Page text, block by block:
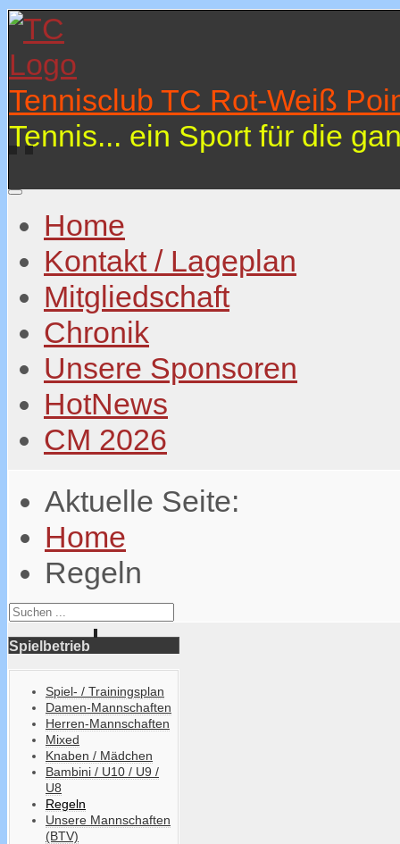
Tennisclub TC Rot-Weiß
Tennis... ein Sport für die
Home
Kontakt / Lageplan
Mitgliedschaft
Chronik
Unsere Sponsoren
HotNews
CM 2026
Aktuelle Seite:
Home
Regeln
Spielbetrieb
Spiel- / Trainingsplan
Damen-Mannschaften
Herren-Mannschaften
Mixed
Knaben / Mädchen
Bambini / U10 / U9 /
U8
Regeln
Unsere Mannschaften
(BTV)